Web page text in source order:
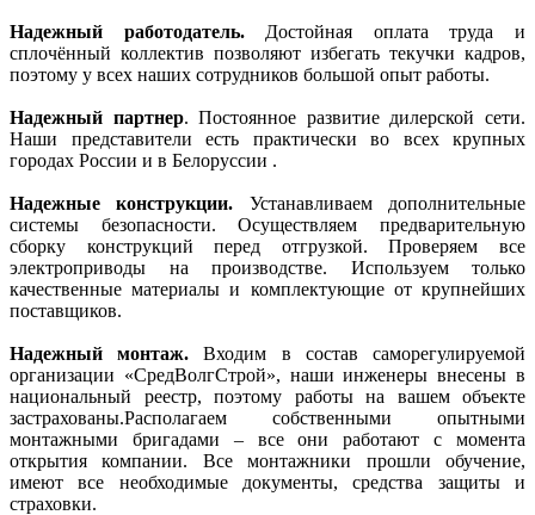
Надежный работодатель. Достойная оплата труда и
сплочённый коллектив позволяют избегать текучки кадров,
поэтому у всех наших сотрудников большой опыт работы.
Надежный партнер. Постоянное развитие дилерской сети.
Наши представители есть практически во всех крупных
городах России и в Белоруссии .
Надежные конструкции. Устанавливаем дополнительные
системы безопасности. Осуществляем предварительную
сборку конструкций перед отгрузкой. Проверяем все
электроприводы на производстве. Используем только
качественные материалы и комплектующие от крупнейших
поставщиков.
Надежный монтаж. Входим в состав саморегулируемой
организации «СредВолгСтрой», наши инженеры внесены в
национальный реестр, поэтому работы на вашем объекте
застрахованы.Располагаем собственными опытными
монтажными бригадами – все они работают с момента
открытия компании. Все монтажники прошли обучение,
имеют все необходимые документы, средства защиты и
страховки.